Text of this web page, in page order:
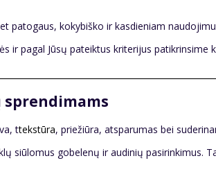
patogaus, kokybiško ir kasdieniam
ir pagal Jūsų pateiktus kriterijus
ttekstūra, priežiūra, atsparumas bei
siūlomus gobelenų ir audinių pasirinkimus.